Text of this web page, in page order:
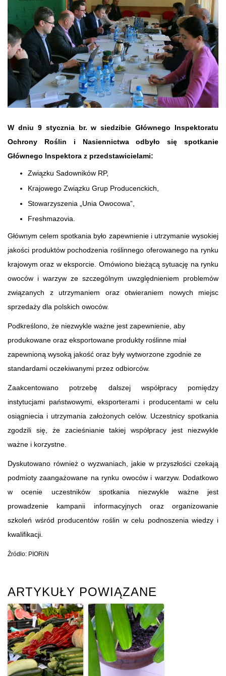
W dniu 9 stycznia br. w siedzibie Głównego Inspektoratu
Ochrony Roślin i Nasiennictwa odbyło się spotkanie
Głównego Inspektora z przedstawicielami:
Związku Sadowników RP,
Krajowego Związku Grup Producenckich,
Stowarzyszenia „Unia Owocowa”,
Freshmazovia.
Głównym celem spotkania było zapewnienie i utrzymanie wysokiej
jakości produktów pochodzenia roślinnego oferowanego na rynku
krajowym oraz w eksporcie. Omówiono bieżącą sytuację na rynku
owoców i warzyw ze szczególnym uwzględnieniem problemów
związanych z utrzymaniem oraz otwieraniem nowych miejsc
sprzedaży dla polskich owoców.
Podkreślono, że niezwykle ważne jest zapewnienie, aby
produkowane oraz eksportowane produkty roślinne miał
zapewnioną wysoką jakość oraz były wytworzone zgodnie ze
standardami oczekiwanymi przez odbiorców.
Zaakcentowano potrzebę dalszej współpracy pomiędzy
instytucjami państwowymi, eksporterami i producentami w celu
osiągniecia i utrzymania założonych celów. Uczestnicy spotkania
zgodzili się, że zacieśnianie takiej współpracy jest niezwykle
ważne i korzystne.
Dyskutowano również o wyzwaniach, jakie w przyszłości czekają
podmioty zaangażowane na rynku owoców i warzyw. Dodatkowo
w ocenie uczestników spotkania niezwykle ważne jest
prowadzenie kampanii informacyjnych oraz organizowanie
szkoleń wśród producentów roślin w celu podnoszenia wiedzy i
kwalifikacji.
Źródło: PIORiN
ARTYKUŁY POWIĄZANE